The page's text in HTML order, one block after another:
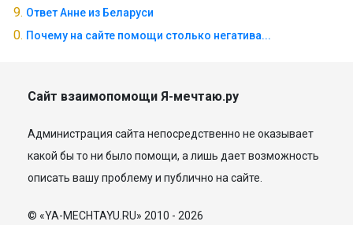
Ответ Анне из Беларуси
Почему на сайте помощи столько негатива...
Сайт взаимопомощи Я-мечтаю.ру
Администрация сайта непосредственно не оказывает
какой бы то ни было помощи, а лишь дает возможность
описать вашу проблему и публично на сайте.
© «YA-MECHTAYU.RU» 2010 - 2026